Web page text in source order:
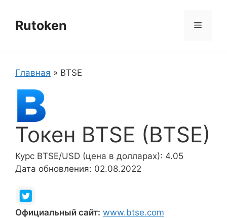
содержимому
Rutoken Меню
Главная » BTSE
Токен BTSE (BTSE)
Курс BTSE/USD (цена в долларах): 4.05
Дата обновления: 02.08.2022
Официальный сайт: www.btse.com